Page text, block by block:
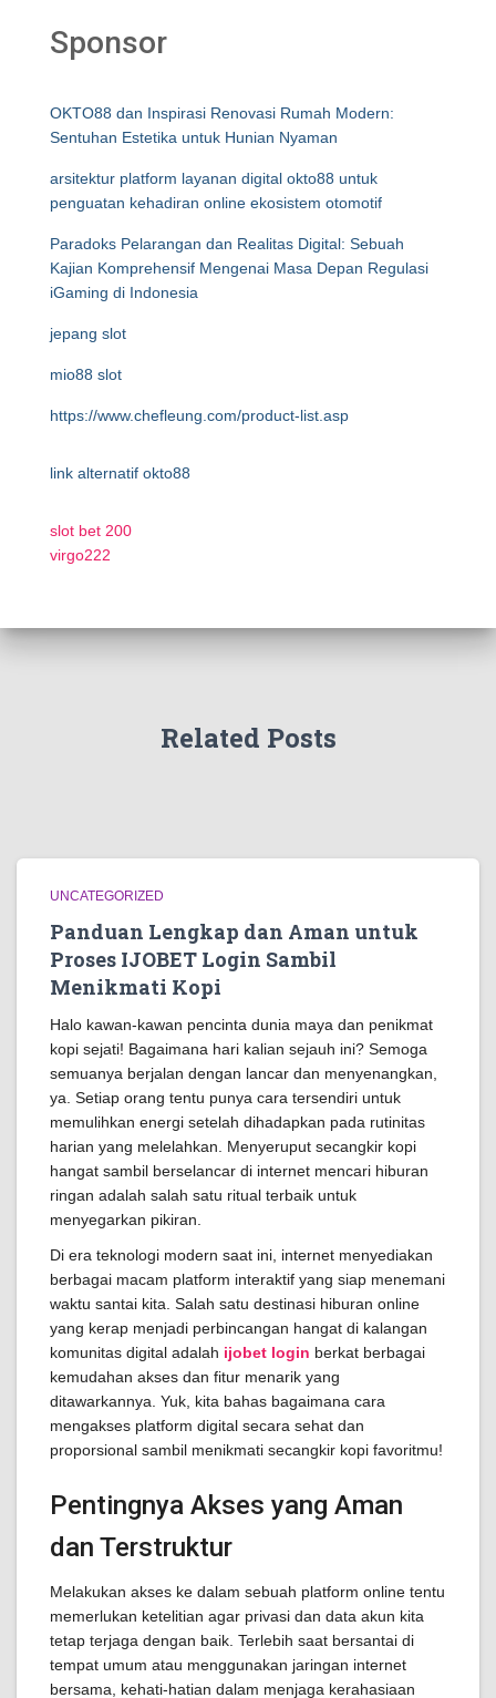
Sponsor
OKTO88 dan Inspirasi Renovasi Rumah Modern:
Sentuhan Estetika untuk Hunian Nyaman
arsitektur platform layanan digital okto88 untuk
penguatan kehadiran online ekosistem otomotif
Paradoks Pelarangan dan Realitas Digital: Sebuah
Kajian Komprehensif Mengenai Masa Depan Regulasi
iGaming di Indonesia
jepang slot
mio88 slot
https://www.chefleung.com/product-list.asp
link alternatif okto88
slot bet 200
virgo222
Related Posts
UNCATEGORIZED
Panduan Lengkap dan Aman untuk
Proses IJOBET Login Sambil
Menikmati Kopi
Halo kawan-kawan pencinta dunia maya dan penikmat
kopi sejati! Bagaimana hari kalian sejauh ini? Semoga
semuanya berjalan dengan lancar dan menyenangkan,
ya. Setiap orang tentu punya cara tersendiri untuk
memulihkan energi setelah dihadapkan pada rutinitas
harian yang melelahkan. Menyeruput secangkir kopi
hangat sambil berselancar di internet mencari hiburan
ringan adalah salah satu ritual terbaik untuk
menyegarkan pikiran.
Di era teknologi modern saat ini, internet menyediakan
berbagai macam platform interaktif yang siap menemani
waktu santai kita. Salah satu destinasi hiburan online
yang kerap menjadi perbincangan hangat di kalangan
komunitas digital adalah ijobet login berkat berbagai
kemudahan akses dan fitur menarik yang
ditawarkannya. Yuk, kita bahas bagaimana cara
mengakses platform digital secara sehat dan
proporsional sambil menikmati secangkir kopi favoritmu!
Pentingnya Akses yang Aman
dan Terstruktur
Melakukan akses ke dalam sebuah platform online tentu
memerlukan ketelitian agar privasi dan data akun kita
tetap terjaga dengan baik. Terlebih saat bersantai di
tempat umum atau menggunakan jaringan internet
bersama, kehati-hatian dalam menjaga kerahasiaan